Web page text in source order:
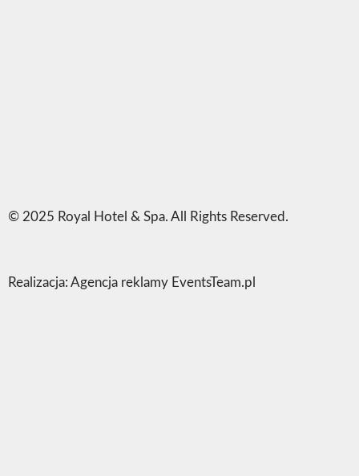
© 2025 Royal Hotel & Spa. All Rights Reserved.
Realizacja: Agencja reklamy EventsTeam.pl